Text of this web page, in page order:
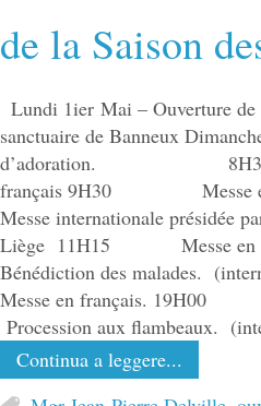
de la Saison
Lundi 1ier Mai – Ouverture de
sanctuaire de Banneux
d’adoration.
français 9H30 Messe
Messe internationale présidée
Liège 11H15 Messe
Bénédiction des malades.
Messe en français.
Procession aux flambeaux.
Continua a leggere...